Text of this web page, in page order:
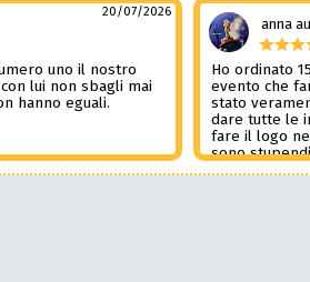
20/07/2026
uno il nostro
lui non sbagli mai
hanno eguali.
anna
Ho ordinato
evento che
stato
dare tutte le
fare il logo
sono
tutto in